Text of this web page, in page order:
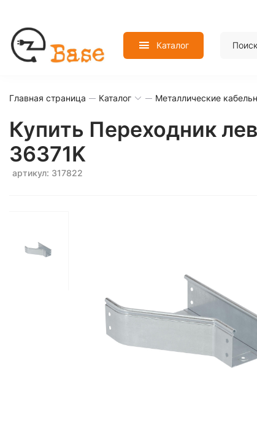
Каталог
Главная страница Каталог Металлические
Купить Переходник
36371K
артикул: 317822